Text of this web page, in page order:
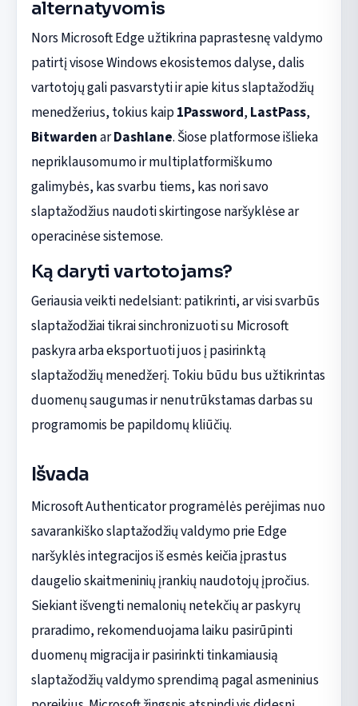
alternatyvomis
Nors Microsoft Edge užtikrina paprastesnę valdymo
patirtį visose Windows ekosistemos dalyse, dalis
vartotojų gali pasvarstyti ir apie kitus slaptažodžių
menedžerius, tokius kaip1Password,LastPass,
BitwardenarDashlane. Šiose platformose išlieka
nepriklausomumo ir multiplatformiškumo
galimybės, kas svarbu tiems, kas nori savo
slaptažodžius naudoti skirtingose naršyklėse ar
operacinėse sistemose.
Ką daryti vartotojams?
Geriausia veikti nedelsiant: patikrinti, ar visi svarbūs
slaptažodžiai tikrai sinchronizuoti su Microsoft
paskyra arba eksportuoti juos į pasirinktą
slaptažodžių menedžerį. Tokiu būdu bus užtikrintas
duomenų saugumas ir nenutrūkstamas darbas su
programomis be papildomų kliūčių.
Išvada
Microsoft Authenticator programėlės perėjimas nuo
savarankiško slaptažodžių valdymo prie Edge
naršyklės integracijos iš esmės keičia įprastus
daugelio skaitmeninių įrankių naudotojų įpročius.
Siekiant išvengti nemalonių netekčių ar paskyrų
praradimo, rekomenduojama laiku pasirūpinti
duomenų migracija ir pasirinkti tinkamiausią
slaptažodžių valdymo sprendimą pagal asmeninius